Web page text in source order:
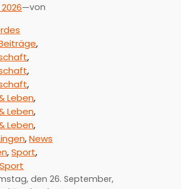
—von
Leben
Leben
Leben
, News
, Sport
Sport
den 26. September,